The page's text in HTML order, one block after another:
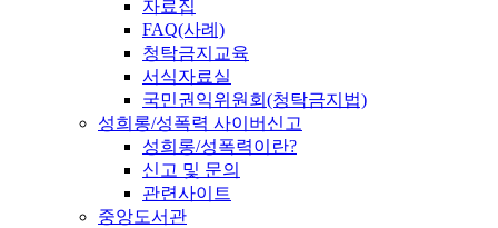
자료집
FAQ(사례)
청탁금지교육
서식자료실
국민권익위원회(청탁금지법)
성희롱/성폭력 사이버신고
성희롱/성폭력이란?
신고 및 문의
관련사이트
중앙도서관